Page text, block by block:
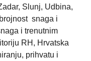
Slunj, Udbina,
snaga i
i trenutnim
RH, Hrvatska
prihvatu i